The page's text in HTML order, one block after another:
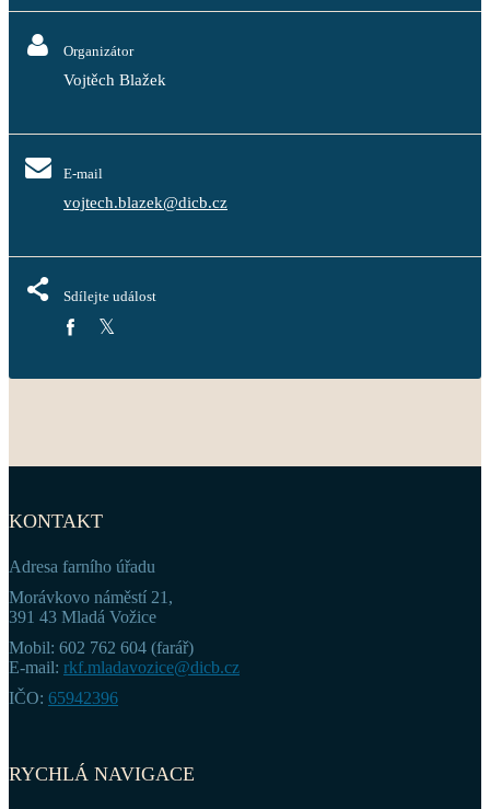
Organizátor
Vojtěch Blažek
E-mail
vojtech.blazek@dicb.cz
Sdílejte událost
KONTAKT
Adresa farního úřadu
Morávkovo náměstí 21,
391 43 Mladá Vožice
Mobil: 602 762 604 (farář)
E-mail: rkf.mladavozice@dicb.cz
IČO: 65942396
RYCHLÁ NAVIGACE